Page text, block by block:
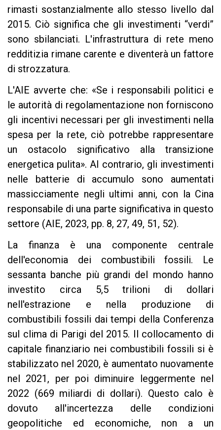
rimasti sostanzialmente allo stesso livello dal
2015. Ciò significa che gli investimenti “verdi”
sono sbilanciati. L'infrastruttura di rete meno
redditizia rimane carente e diventerà un fattore
di strozzatura.
L'AIE avverte che: «Se i responsabili politici e
le autorità di regolamentazione non forniscono
gli incentivi necessari per gli investimenti nella
spesa per la rete, ciò potrebbe rappresentare
un ostacolo significativo alla transizione
energetica pulita». Al contrario, gli investimenti
nelle batterie di accumulo sono aumentati
massicciamente negli ultimi anni, con la Cina
responsabile di una parte significativa in questo
settore (AIE, 2023, pp. 8, 27, 49, 51, 52).
La finanza è una componente centrale
dell'economia dei combustibili fossili. Le
sessanta banche più grandi del mondo hanno
investito circa 5,5 trilioni di dollari
nell'estrazione e nella produzione di
combustibili fossili dai tempi della Conferenza
sul clima di Parigi del 2015. Il collocamento di
capitale finanziario nei combustibili fossili si è
stabilizzato nel 2020, è aumentato nuovamente
nel 2021, per poi diminuire leggermente nel
2022 (669 miliardi di dollari). Questo calo è
dovuto all'incertezza delle condizioni
geopolitiche ed economiche, non a un